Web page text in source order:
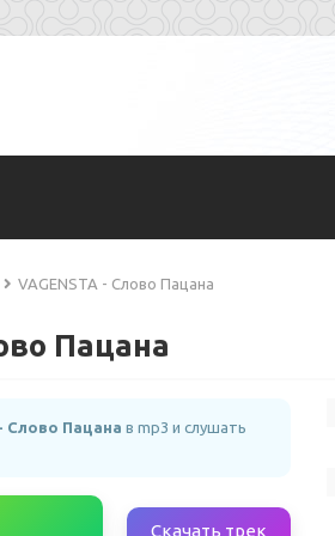
VAGENSTA - Слово Пацана
Пацана
Слово Пацана в mp3 и слушать
Скачать трек